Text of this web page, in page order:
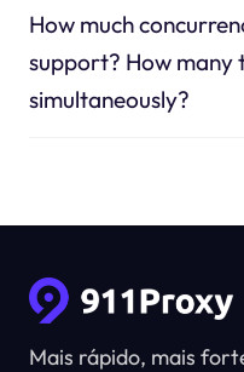
How much
support? How many
simultaneously?
Mais rápido, mais